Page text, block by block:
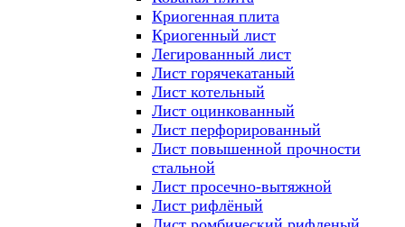
Криогенная плита
Криогенный лист
Легированный лист
Лист горячекатаный
Лист котельный
Лист оцинкованный
Лист перфорированный
Лист повышенной прочности
стальной
Лист просечно-вытяжной
Лист рифлёный